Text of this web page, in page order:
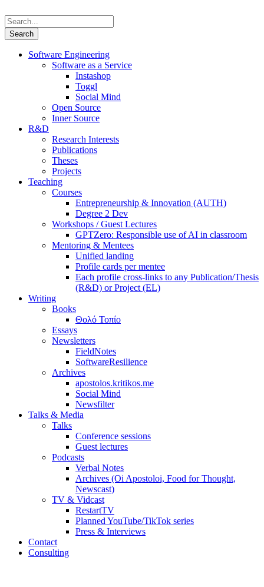
Software Engineering
Software as a Service
Instashop
Toggl
Social Mind
Open Source
Inner Source
R&D
Research Interests
Publications
Theses
Projects
Teaching
Courses
Entrepreneurship & Innovation (AUTH)
Degree 2 Dev
Workshops / Guest Lectures
GPTZero: Responsible use of AI in classroom
Mentoring & Mentees
Unified landing
Profile cards per mentee
Each profile cross-links to any Publication/Thesis
(R&D) or Project (EL)
Writing
Books
Θολό Τοπίο
Essays
Newsletters
FieldNotes
SoftwareResilience
Archives
apostolos.kritikos.me
Social Mind
Newsfilter
Talks & Media
Talks
Conference sessions
Guest lectures
Podcasts
Verbal Notes
Archives (Oi Apostoloi, Food for Thought,
Newscast)
TV & Vidcast
RestartTV
Planned YouTube/TikTok series
Press & Interviews
Contact
Consulting